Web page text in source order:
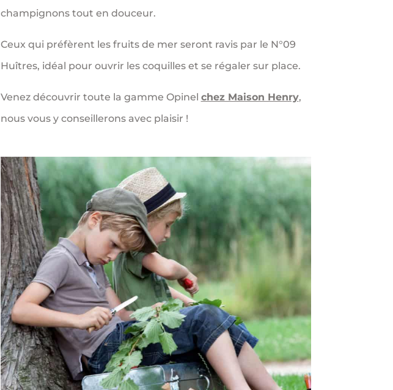
champignons tout en douceur.
Ceux qui préfèrent les fruits de mer seront ravis par le N°09
Huîtres, idéal pour ouvrir les coquilles et se régaler sur place.
Venez découvrir toute la gamme Opinel chez Maison Henry,
nous vous y conseillerons avec plaisir !